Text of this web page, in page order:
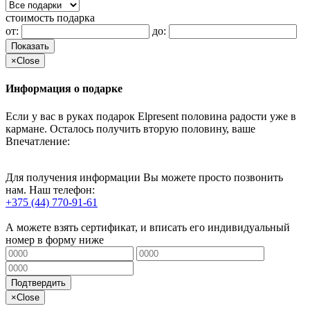
стоимость подарка
от:
до:
Показать
×Close
Информация о подарке
Если у вас в руках подарок Elpresent половина радости уже в
кармане. Осталось получить вторую половину, ваше
Впечатление:
Для получения информации Вы можете просто позвонить
нам. Наш телефон:
+375 (44) 770-91-61
А можете взять сертификат, и вписать его индивидуальный
номер в форму ниже
Подтвердить
×Close